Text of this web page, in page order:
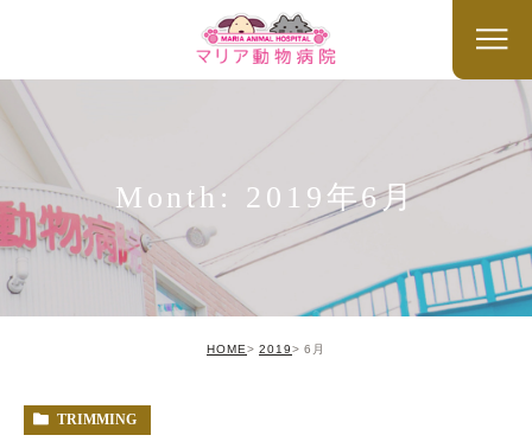
Month: 2019年6月
HOME 2019 6月
TRIMMING